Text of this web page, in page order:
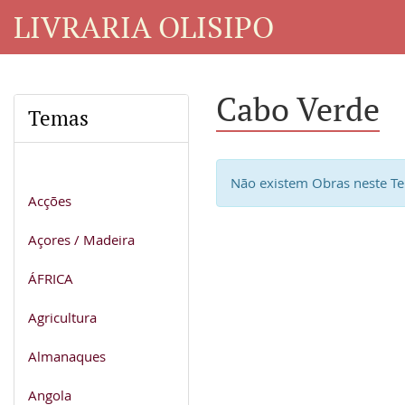
LIVRARIA OLISIPO
Temas
Acções
Açores / Madeira
ÁFRICA
Agricultura
Almanaques
Angola
Cabo Verde
Não existem Obras neste